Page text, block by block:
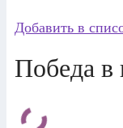
Добавить в
Победа в